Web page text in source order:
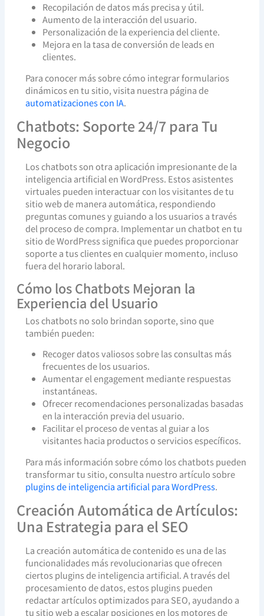
Recopilación de datos más precisa y útil.
Aumento de la interacción del usuario.
Personalización de la experiencia del cliente.
Mejora en la tasa de conversión de leads en
clientes.
Para conocer más sobre cómo integrar formularios
dinámicos en tu sitio, visita nuestra página de
automatizaciones con IA.
Chatbots: Soporte 24/7 para Tu
Negocio
Los chatbots son otra aplicación impresionante de la
inteligencia artificial en WordPress. Estos asistentes
virtuales pueden interactuar con los visitantes de tu
sitio web de manera automática, respondiendo
preguntas comunes y guiando a los usuarios a través
del proceso de compra. Implementar un chatbot en tu
sitio de WordPress significa que puedes proporcionar
soporte a tus clientes en cualquier momento, incluso
fuera del horario laboral.
Cómo los Chatbots Mejoran la
Experiencia del Usuario
Los chatbots no solo brindan soporte, sino que
también pueden:
Recoger datos valiosos sobre las consultas más
frecuentes de los usuarios.
Aumentar el engagement mediante respuestas
instantáneas.
Ofrecer recomendaciones personalizadas basadas
en la interacción previa del usuario.
Facilitar el proceso de ventas al guiar a los
visitantes hacia productos o servicios específicos.
Para más información sobre cómo los chatbots pueden
transformar tu sitio, consulta nuestro artículo sobre
plugins de inteligencia artificial para WordPress.
Creación Automática de Artículos:
Una Estrategia para el SEO
La creación automática de contenido es una de las
funcionalidades más revolucionarias que ofrecen
ciertos plugins de inteligencia artificial. A través del
procesamiento de datos, estos plugins pueden
redactar artículos optimizados para SEO, ayudando a
tu sitio web a escalar posiciones en los motores de